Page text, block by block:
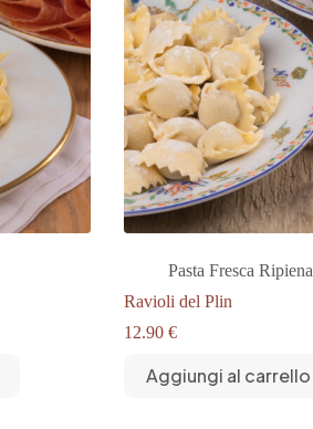
Pasta Fresca Ripiena
Ravioli del Plin
12.90 €
Aggiungi al carrello